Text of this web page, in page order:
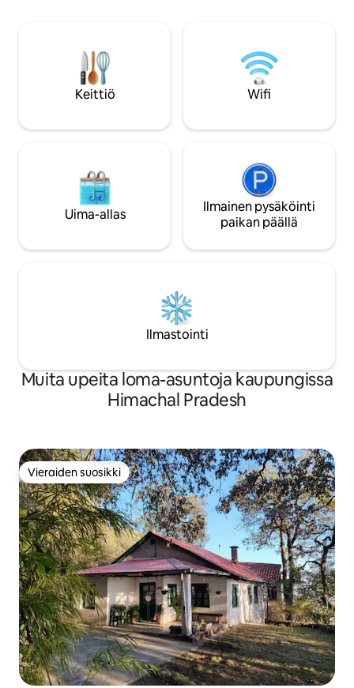
tahtia, rentoutua ja kokea rauhaa sen
puhtaimmassa muodossa.
sijaitsee
nauttia upeista
laaksoihin joka
voi nähdä tiloihisi.
Keittiö Wifi
Uima-allas
Ilmainen pysäköinti
paikan päällä
Ilmastointi
Muita upeita loma-asuntoja kaupungissa
Himachal Pradesh
Vieraiden suosikki
Vieraiden suosikki